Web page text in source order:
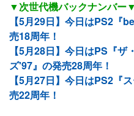
▼次世代機バックナンバー▼
【5月29日】今日はPS2『
売18周年！
【5月28日】今日はPS『
ズ'97』の発売28周年！
【5月27日】今日はPS2『
売22周年！